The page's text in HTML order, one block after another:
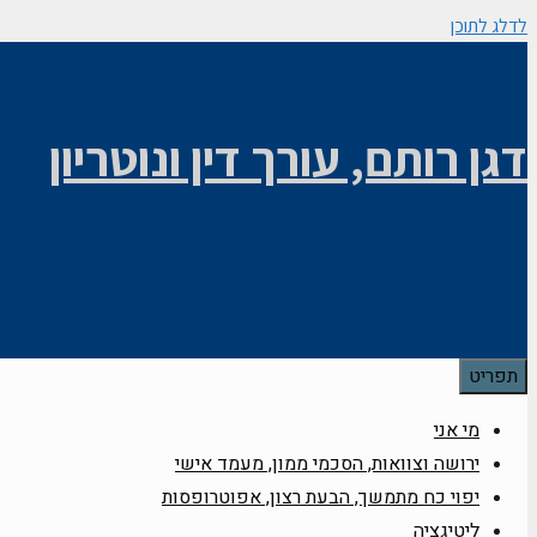
לדלג לתוכן
דגן רותם, עורך דין ונוטריון
תפריט
מי אני
ירושה וצוואות, הסכמי ממון, מעמד אישי
יפוי כח מתמשך, הבעת רצון, אפוטרופסות